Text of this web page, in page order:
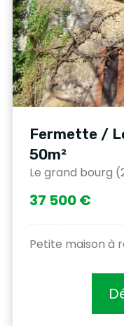
Fermette /
50m²
Le grand bourg
37 500 €
Petite maison à